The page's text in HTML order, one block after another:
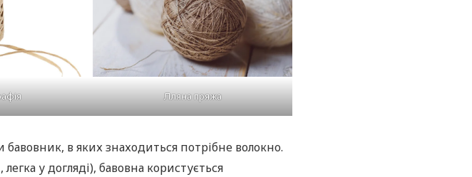
Лляна пряжа
бавовник, в яких знаходиться потрібне волокно.
у догляді), бавовна користується